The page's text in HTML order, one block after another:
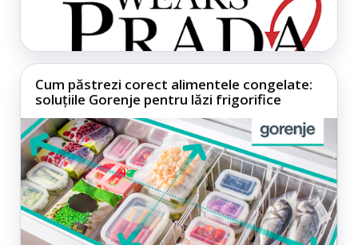
Cum păstrezi corect alimentele congelate:
soluțiile Gorenje pentru lăzi frigorifice